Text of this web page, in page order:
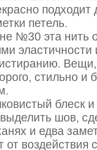
петель.
№30 эта нить
стильно и
блеск
шов,
и едва
от